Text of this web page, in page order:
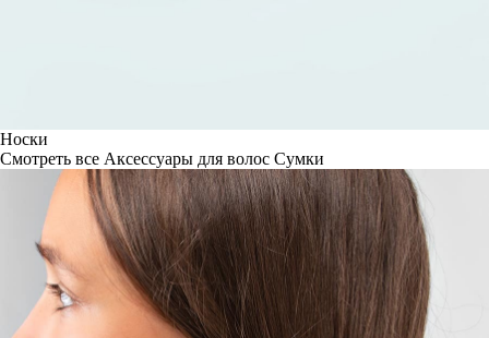
Носки
Смотреть все Аксессуары для волос Сумки